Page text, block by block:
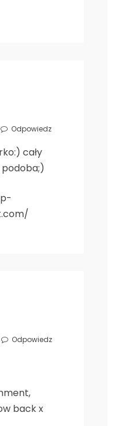
Odpowiedz
cały
Odpowiedz
back x